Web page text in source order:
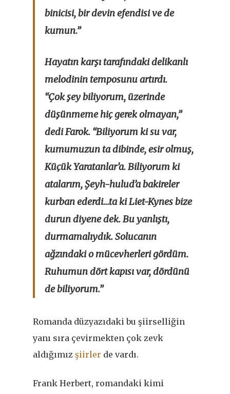
binicisi, bir devin efendisi ve de
kumun.”
Hayatın karşı tarafındaki delikanlı
melodinin temposunu artırdı.
“Çok şey biliyorum, üzerinde
düşünmeme hiç gerek olmayan,”
dedi Farok. “Biliyorum ki su var,
kumumuzun ta dibinde, esir olmuş,
Küçük Yaratanlar’a. Biliyorum ki
atalarım, Şeyh-hulud’a bakireler
kurban ederdi…ta ki Liet-Kynes bize
durun diyene dek. Bu yanlıştı,
durmamalıydık. Solucanın
ağzındaki o mücevherleri gördüm.
Ruhumun dört kapısı var, dördünü
de biliyorum.”
Romanda düzyazıdaki bu şiirselliğin
yanı sıra çevirmekten çok zevk
aldığımız şiirler de vardı.
Frank Herbert, romandaki kimi